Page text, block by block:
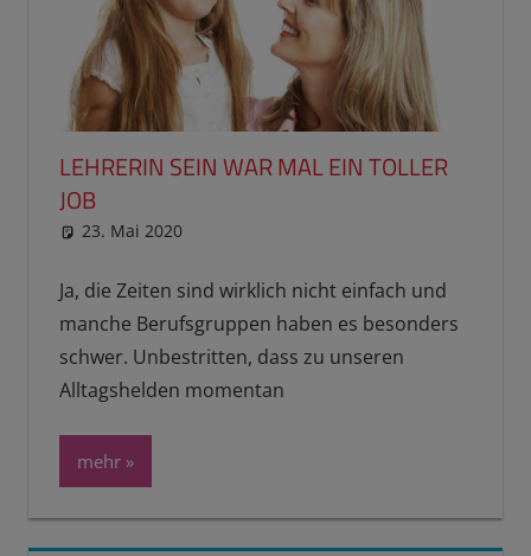
LEHRERIN SEIN WAR MAL EIN TOLLER
JOB
23. Mai 2020
Ja, die Zeiten sind wirklich nicht einfach und
manche Berufsgruppen haben es besonders
schwer. Unbestritten, dass zu unseren
Alltagshelden momentan
mehr